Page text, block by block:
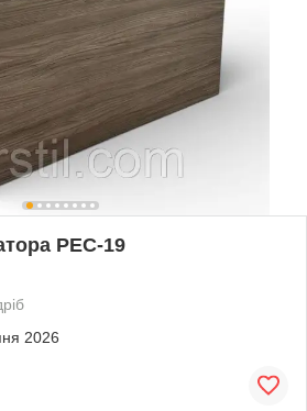
PEC-19
2026